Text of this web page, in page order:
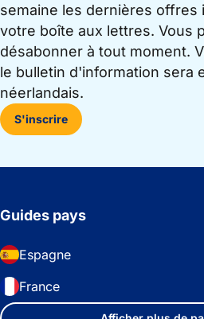
semaine les dernières offres
votre boîte aux lettres. Vous
désabonner à tout moment.
le bulletin d'information sera
néerlandais.
S'inscrire
Guides pays
Espagne
France